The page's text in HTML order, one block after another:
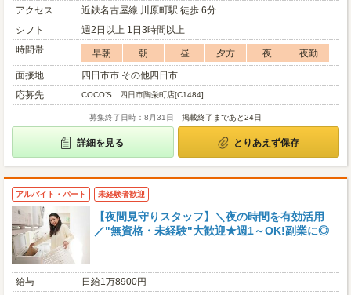
アクセス
近鉄名古屋線 川原町駅 徒歩 6分
シフト
週2日以上 1日3時間以上
時間帯
早朝 朝 昼 夕方 夜
夜勤
面接地
四日市市 その他四日市
応募先
COCO’S 四日市陶栄町店[C1484]
募集終了日時：8月31日 掲載終了まであと24日
詳細を見る とりあえず保存
アルバイト・パート 未経験者歓迎
【夜間見守りスタッフ】＼夜の時間を有効活用
／"無資格・未経験"大歓迎★週1～OK!副業に◎
給与
日給1万8900円